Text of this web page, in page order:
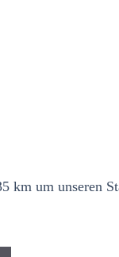
km um unseren